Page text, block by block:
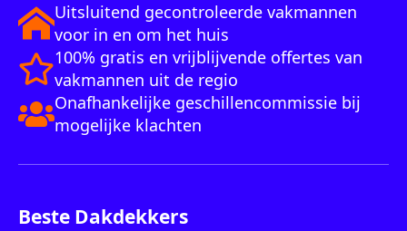
Uitsluitend gecontroleerde vakmannen
voor in en om het huis
100% gratis en vrijblijvende offertes van
vakmannen uit de regio
Onafhankelijke geschillencommissie bij
mogelijke klachten
Beste Dakdekkers